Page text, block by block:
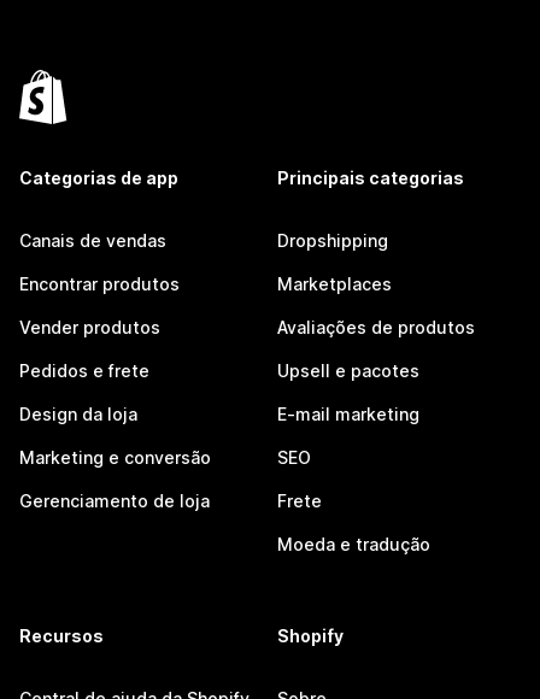
Categorias de app
Canais de vendas
Encontrar produtos
Vender produtos
Pedidos e frete
Design da loja
Marketing e conversão
Gerenciamento de loja
Principais categorias
Dropshipping
Marketplaces
Avaliações de produtos
Upsell e pacotes
E-mail marketing
SEO
Frete
Moeda e tradução
Recursos Shopify